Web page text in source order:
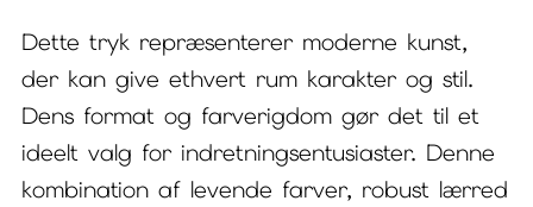
Dette tryk repræsenterer moderne kunst,
der kan give ethvert rum karakter og stil.
Dens format og farverigdom gør det til et
ideelt valg for indretningsentusiaster. Denne
kombination af levende farver, robust lærred